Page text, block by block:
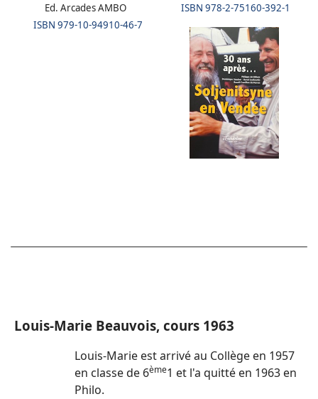
Ed. Arcades AMBO
ISBN 979-10-94910-46-7
ISBN 978-2-75160-392-1
Louis-Marie Beauvois, cours 1963
Louis-Marie est arrivé au Collège en 1957
en classe de 6ème1 et l'a quitté en 1963 en
Philo.